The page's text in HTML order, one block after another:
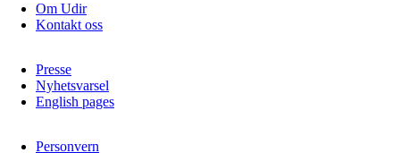
Om Udir
Kontakt oss
Presse
Nyhetsvarsel
English pages
Personvern